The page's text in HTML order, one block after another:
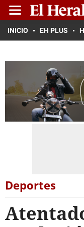
INICIO EH PLUS
Deportes